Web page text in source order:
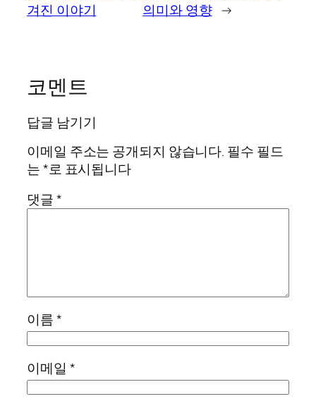
겨진 이야기
의미와 영향 →
코멘트
답글 남기기
이메일 주소는 공개되지 않습니다. 필수 필드
는*로 표시됩니다
댓글*
이름*
이메일 *